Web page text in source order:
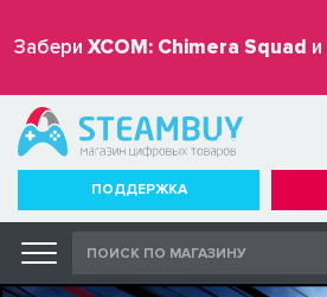
Забери XCOM: Chimera Squad и
бесплатно
ПОДДЕРЖКА